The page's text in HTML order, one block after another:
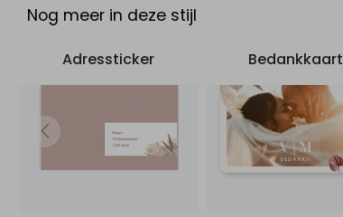
Nog meer in deze stijl
Adressticker Bedankkaart